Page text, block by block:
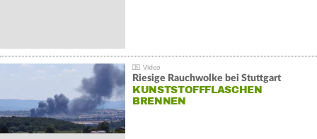
Riesige Rauchwolke bei Stuttgart
KUNSTSTOFFFLASCHEN
BRENNEN